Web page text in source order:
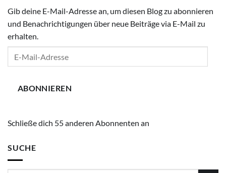
Gib deine E-Mail-Adresse an, um diesen Blog zu abonnieren
und Benachrichtigungen über neue Beiträge via E-Mail zu
erhalten.
ABONNIEREN
Schließe dich 55 anderen Abonnenten an
SUCHE